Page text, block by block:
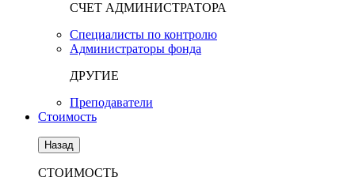
СЧЕТ АДМИНИСТРАТОРА
Специалисты по контролю
Администраторы фонда
ДРУГИЕ
Преподаватели
Стоимость
Назад
СТОИМОСТЬ